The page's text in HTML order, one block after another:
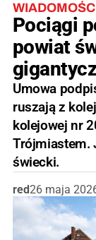
Pociągi
powiat
Umowa
ruszają z
kolejowej nr
Trójmiastem.
świecki.
red26 maja